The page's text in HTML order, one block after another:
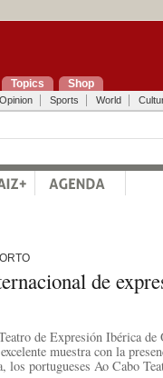
Topics Shop
Opinion Sports World
de
de Expresión Ibérica de
muestra con la
los portugueses Ao Cabo